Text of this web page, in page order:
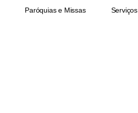
Paróquias e Missas Serviços